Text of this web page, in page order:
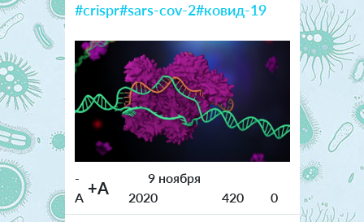
#crispr#sars-cov-2#ковид-19
-
A +A
9 ноября
2020
420 0